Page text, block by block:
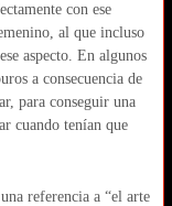
con ese
al que incluso
aspecto. En algunos
a consecuencia de
para conseguir una
cuando tenían que
referencia a “el arte